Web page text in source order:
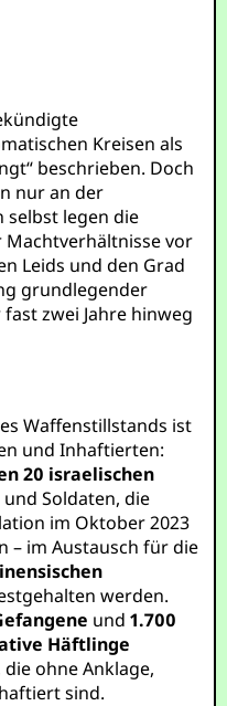
Kreisen als
beschrieben. Doch
nur an der
selbst legen die
vor
Leids und den Grad
grundlegender
zwei Jahre hinweg
Waffenstillstands ist
und Inhaftierten:
20 israelischen
Soldaten, die
im Oktober 2023
– im Austausch für die
werden.
und1.700
Häftlinge
ohne Anklage,
sind.